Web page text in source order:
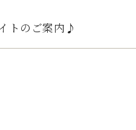
トのご案内♪